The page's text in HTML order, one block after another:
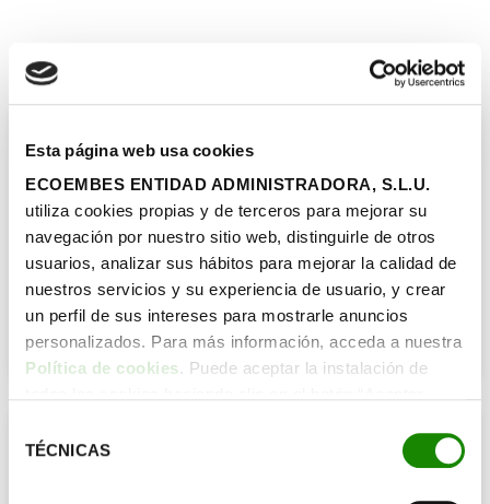
Esta página web usa cookies
ECOEMBES ENTIDAD ADMINISTRADORA, S.L.U.
utiliza cookies propias y de terceros para mejorar su
navegación por nuestro sitio web, distinguirle de otros
usuarios, analizar sus hábitos para mejorar la calidad de
nuestros servicios y su experiencia de usuario, y crear
un perfil de sus intereses para mostrarle anuncios
personalizados. Para más información, acceda a nuestra
Política de cookies. Puede aceptar la instalación de
botón “Configurar cookies”, o rechazar su instalación,
TÉCNICAS
Entrevista a Francesco Tonucci
«Si los niños no viven la
experiencia del descubrimiento y
la aventura, tampoco conocen la
naturaleza»
Luis González
¿Cómo dar un enfoque ecosocial